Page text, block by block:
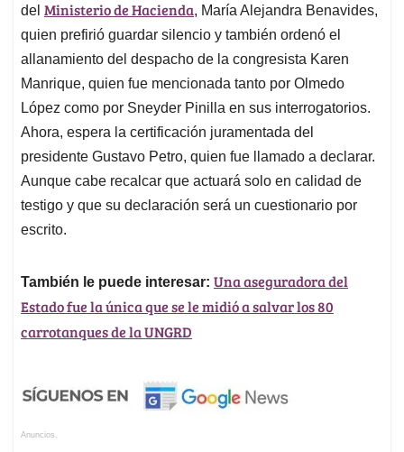
del Ministerio de Hacienda, María Alejandra Benavides,
quien prefirió guardar silencio y también ordenó el
allanamiento del despacho de la congresista Karen
Manrique, quien fue mencionada tanto por Olmedo
López como por Sneyder Pinilla en sus interrogatorios.
Ahora, espera la certificación juramentada del
presidente Gustavo Petro, quien fue llamado a declarar.
Aunque cabe recalcar que actuará solo en calidad de
testigo y que su declaración será un cuestionario por
escrito.
También le puede interesar: Una aseguradora del
Estado fue la única que se le midió a salvar los 80
carrotanques de la UNGRD
Anuncios.